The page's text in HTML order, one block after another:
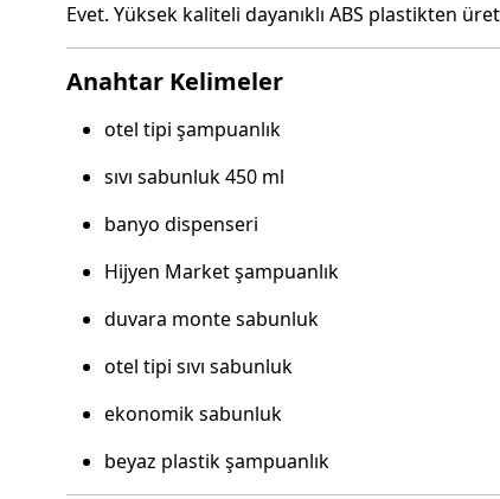
Evet. Yüksek kaliteli dayanıklı ABS plastikten
Anahtar Kelimeler
otel tipi şampuanlık
sıvı sabunluk 450 ml
banyo dispenseri
Hijyen Market şampuanlık
duvara monte sabunluk
otel tipi sıvı sabunluk
ekonomik sabunluk
beyaz plastik şampuanlık